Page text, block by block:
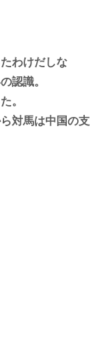
わけだしな
認識。
。
対馬は中国の支